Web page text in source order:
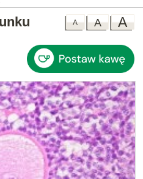
A
A
A